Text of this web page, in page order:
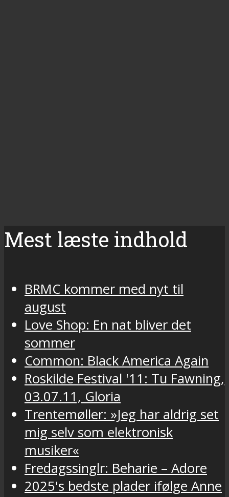
Mest læste indhold
BRMC kommer med nyt til
august
Love Shop: En nat bliver det
sommer
Common: Black America Again
Roskilde Festival '11: Tu Fawning,
03.07.11, Gloria
Trentemøller: »Jeg har aldrig set
mig selv som elektronisk
musiker«
Fredagssinglr: Beharie – Adore
2025's bedste plader ifølge Anne